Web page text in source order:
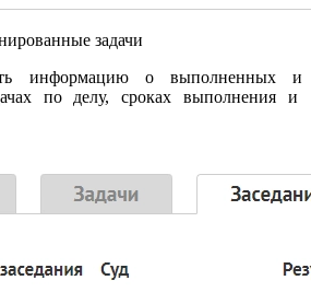
задачи
информацию о выполненных и
по делу, сроках выполнения и